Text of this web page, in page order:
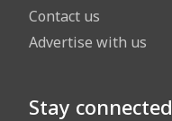
Contact us
Advertise with us
Stay connected